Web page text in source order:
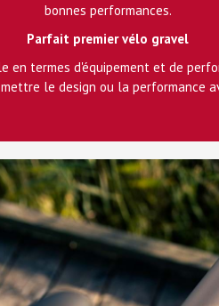
bonnes performances.
Parfait premier vélo gravel
termes d'équipement et de
le design ou la performance